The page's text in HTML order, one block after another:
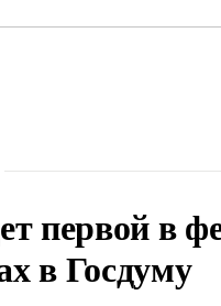
первой в
в Госдуму